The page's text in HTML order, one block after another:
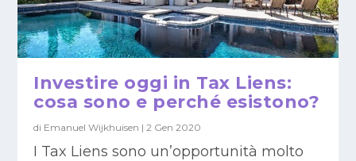
Investire oggi in Tax Liens:
cosa sono e perché esistono?
di Emanuel Wijkhuisen |2 Gen 2020
I Tax Liens sono un’opportunità molto